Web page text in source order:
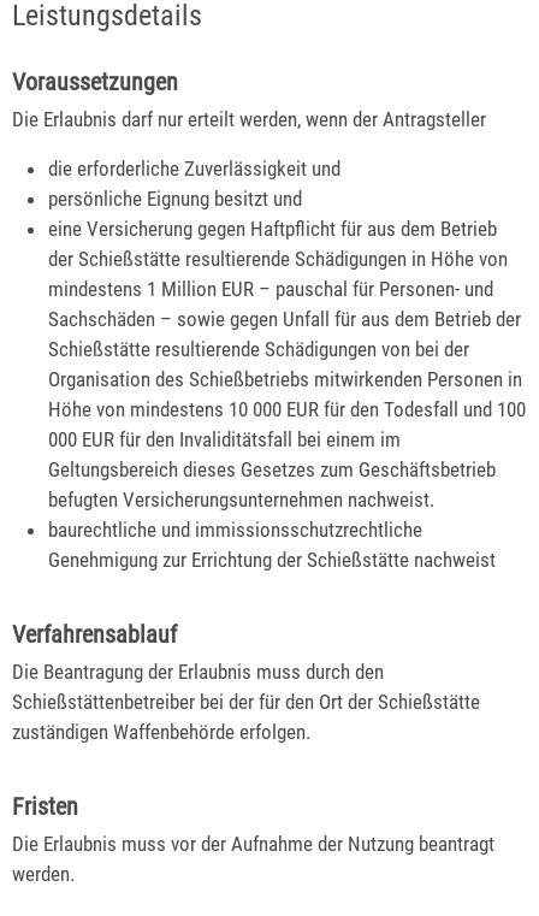
Leistungsdetails
Voraussetzungen
Die Erlaubnis darf nur erteilt werden, wenn der Antragsteller
die erforderliche Zuverlässigkeit und
persönliche Eignung besitzt und
eine Versicherung gegen Haftpflicht für aus dem Betrieb
der Schießstätte resultierende Schädigungen in Höhe von
mindestens 1 Million EUR – pauschal für Personen- und
Sachschäden – sowie gegen Unfall für aus dem Betrieb der
Schießstätte resultierende Schädigungen von bei der
Organisation des Schießbetriebs mitwirkenden Personen in
Höhe von mindestens 10 000 EUR für den Todesfall und 100
000 EUR für den Invaliditätsfall bei einem im
Geltungsbereich dieses Gesetzes zum Geschäftsbetrieb
befugten Versicherungsunternehmen nachweist.
baurechtliche und immissionsschutzrechtliche
Genehmigung zur Errichtung der Schießstätte nachweist
Verfahrensablauf
Die Beantragung der Er laubnis muss durch den
Schießstättenbetreiber bei der für den Ort der Schießstätte
zuständigen Waffenbehörde erfolgen.
Fristen
Die Erlaubnis muss vor der Aufnahme der Nutzung beantragt
werden.